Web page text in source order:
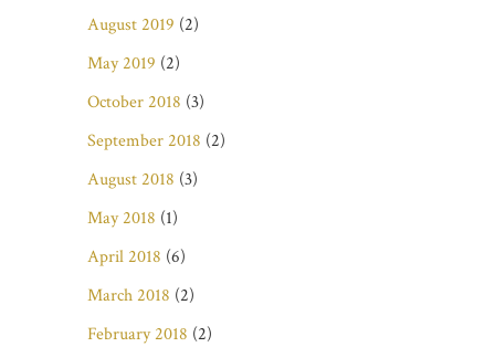
August 2019 (2)
May 2019 (2)
October 2018 (3)
September 2018 (2)
August 2018 (3)
May 2018 (1)
April 2018 (6)
March 2018 (2)
February 2018 (2)